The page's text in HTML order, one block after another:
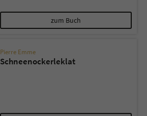
zum Buch
Pierre Emme
Schneenockerleklat